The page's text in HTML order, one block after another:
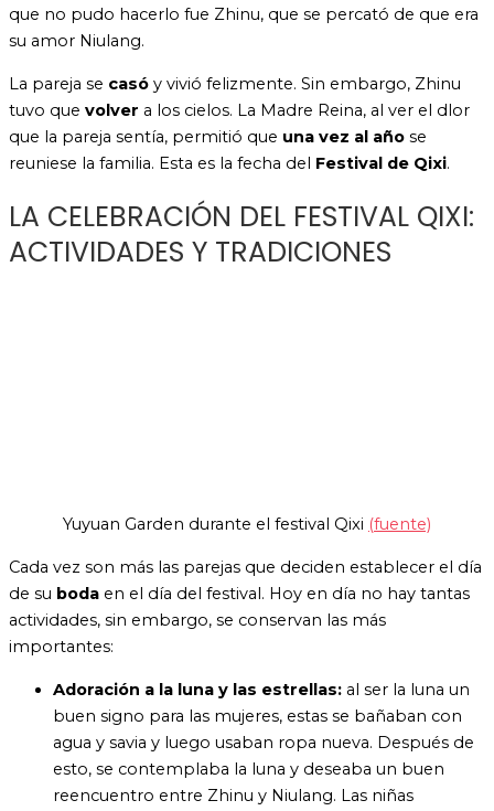
que no pudo hacerlo fue Zhinu, que se percató de que era
su amor Niulang.
La pareja se casó y vivió felizmente. Sin embargo, Zhinu
tuvo que volver a los cielos. La Madre Reina, al ver el dlor
que la pareja sentía, permitió que una vez al año se
reuniese la familia. Esta es la fecha del Festival de Qixi.
LA CELEBRACIÓN DEL FESTIVAL QIXI:
ACTIVIDADES Y TRADICIONES
Yuyuan Garden durante el festival Qixi (fuente)
Cada vez son más las parejas que deciden establecer el día
de su boda en el día del festival. Hoy en día no hay tantas
actividades, sin embargo, se conservan las más
importantes:
Adoración a la luna y las estrellas: al ser la luna un
buen signo para las mujeres, estas se bañaban con
agua y savia y luego usaban ropa nueva. Después de
esto, se contemplaba la luna y deseaba un buen
reencuentro entre Zhinu y Niulang. Las niñas